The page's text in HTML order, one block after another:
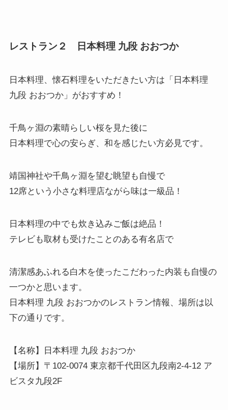
レストラン２ 日本料理 九段 おおつか
日本料理、懐石料理をいただきたい方は「 日本料理
九段 おおつか」がおすすめ！
千鳥ヶ淵の素晴らしい桜を見た後に
日本料理で心の安らぎ、和を感じたい方必見です。
靖国神社や千鳥ヶ淵を望む眺望も自慢で
12席という小さな料理店ながら味は一級品！
日本料理の中でも炊き込みご飯は絶品！
テレビも取材も受けたことのある有名店で
清潔感あふれる白木を使ったこだわった内装も自慢の
一つかと思います。
日本料理 九段 おおつかのレストラン情報、場所は以
下の通りです。
【名称】日本料理 九段 おおつか
【場所】〒102-0074 東京都千代田区九段南2-4-12 ア
ビスタ九段2F